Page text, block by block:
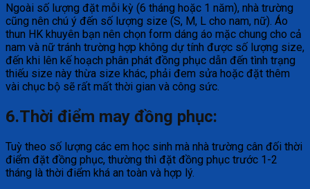
Ngoài số lượng đặt mỗi kỳ (6 tháng hoặc 1 năm), nhà trường
cũng nên chú ý đến số lượng size (S, M, L cho nam, nữ). Áo
thun HK khuyên bạn nên chọn form dáng áo mặc chung cho cả
nam và nữ tránh trường hợp không dự tính được số lượng size,
đến khi lên kế hoạch phân phát đồng phục dẫn đến tình trạng
thiếu size này thừa size khác, phải đem sửa hoặc đặt thêm
vài chục bộ sẽ rất mất thời gian và công sức.
6.Thời điểm may đồng phục:
Tuỳ theo số lượng các em học sinh mà nhà trường cân đối thời
điểm đặt đồng phục, thường thì đặt đồng phục trước 1-2
tháng là thời điểm khá an toàn và hợp lý.